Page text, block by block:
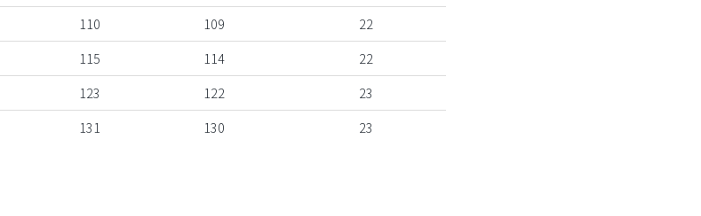
110 109
22
115 114
22
123 122
23
131 130 23